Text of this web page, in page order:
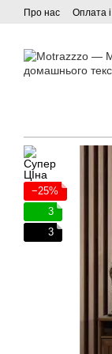
Перейти до
Про нас Оплата
−25%
3
3